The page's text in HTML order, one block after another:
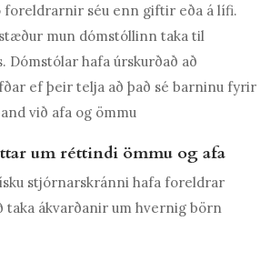
foreldrarnir séu enn giftir eða á lífi.
mun dómstóllinn taka til
Dómstólar hafa úrskurðað að
ef þeir telja að það sé barninu fyrir
við afa og ömmu
um réttindi ömmu og afa
stjórnarskránni hafa foreldrar
taka ákvarðanir um hvernig börn